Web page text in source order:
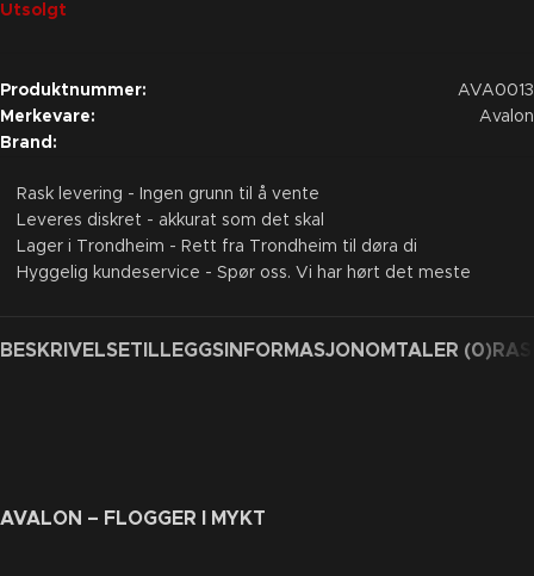
Utsolgt
Produktnummer:
AVA0013
Merkevare:
Avalon
Brand:
Rask levering - Ingen grunn til å vente
Leveres diskret - akkurat som det skal
Lager i Trondheim - Rett fra Trondheim til døra di
Hyggelig kundeservice - Spør oss. Vi har hørt det meste
BESKRIVELSETILLEGGSINFORMASJON OMTALER (0)
AVALON – FLOGGER I MYKT